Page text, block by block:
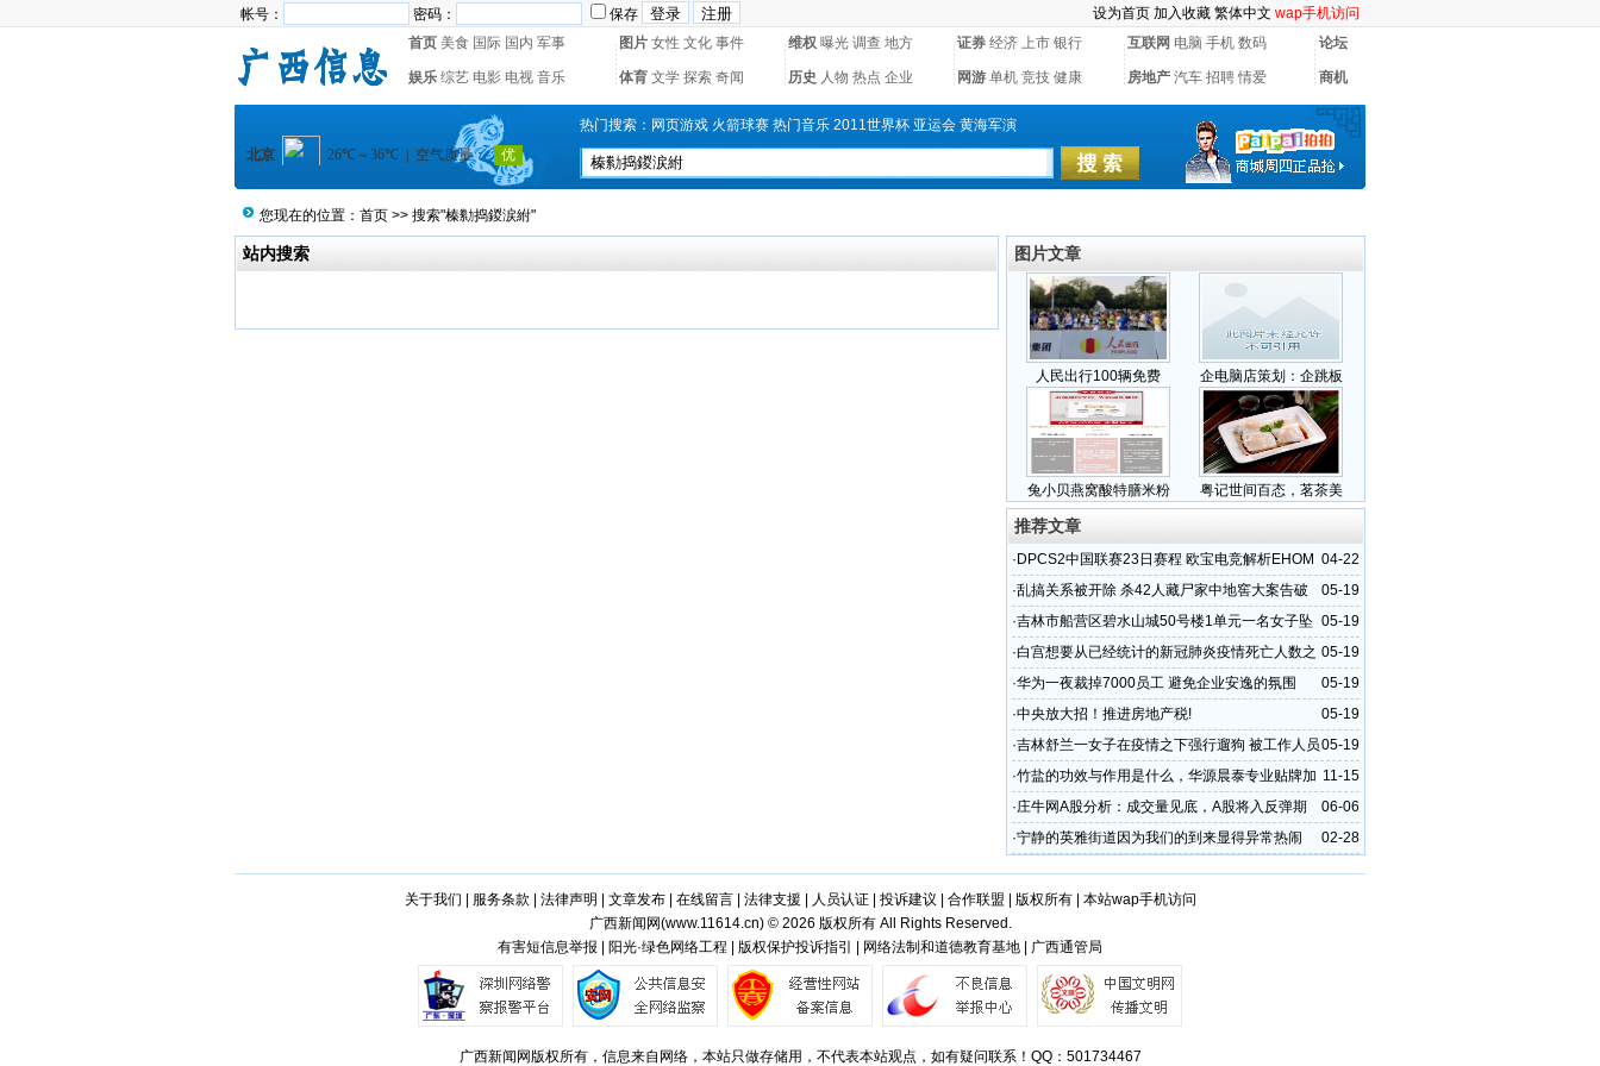
帐号： 密码： 保存 设为首页 加入收藏 繁体中文 wap手机访问
首页 美食 国际 国内 军事 图片 女性 文化 事件 维权 曝光 调查 地方 证券 经济 上市 银行 互联网 电脑 手机 数码 论坛
娱乐 综艺 电影 电视 音乐 体育 文学 探索 奇闻 历史 人物 热点 企业 网游 单机 竞技 健康 房地产 汽车 招聘 情爱 商机
热门搜索： 网页游戏 火箭球赛 热门音乐 2011世界杯 亚运会 黄海军演
您现在的位置： 首页 >> 搜索"榛勬捣鍐涙紨"
站内搜索 图片文章
人民出行100辆免费 企电脑店策划：企跳板
兔小贝燕窝酸特膳米粉 粤记世间百态，茗茶美
推荐文章
04-22
· DPCS2中国联赛23日赛程 欧宝电竞解析EHOM
E和SAG之战
05-19
·乱搞关系被开除 杀42人藏尸家中地窖大案告破
05-19
·吉林市船营区碧水山城50号楼1单元一名女子坠
楼身亡
05-19
·白宫想要从已经统计的新冠肺炎疫情死亡人数之
中除掉两类人
05-19
·华为一夜裁掉7000员工 避免企业安逸的氛围
05-19
·中央放大招！推进房地产税!
05-19
·吉林舒兰一女子在疫情之下强行遛狗 被工作人员
拦住后当场撒泼
11-15
·竹盐的功效与作用是什么，华源晨泰专业贴牌加
工
06-06
·庄牛网A股分析：成交量见底，A股将入反弹期
02-28
·宁静的英雅街道因为我们的到来显得异常热闹
关于我们 服务条款 法律声明 文章发布| 在线留言| 法律支援 人员认证| 投诉建议 合作联盟 版权所有| 本站wap手机访问
广西新闻网(www.11614.cn) © 2026 版权所有 All Rights Reserved.
有害短信息举报 | 阳光·绿色网络工程 | 版权保护投诉指引 | 网络法制和道德教育基地 | 广西通管局
广西新闻网版权所有，信息来自网络，本站只做存储用，不代表本站观点，如有疑问联系！QQ：501734467